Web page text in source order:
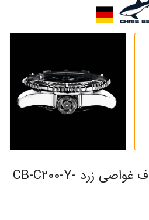
ساعت مچی کرونوگراف غواصی زرد CB-C200-Y-